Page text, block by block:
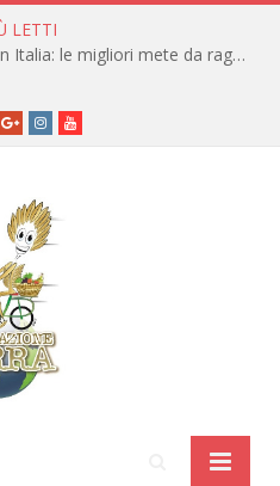
LETTI
Dove fare campeggio libero in Italia: le migliori mete da raggiungere in traghetto
Google+instagramyoutube